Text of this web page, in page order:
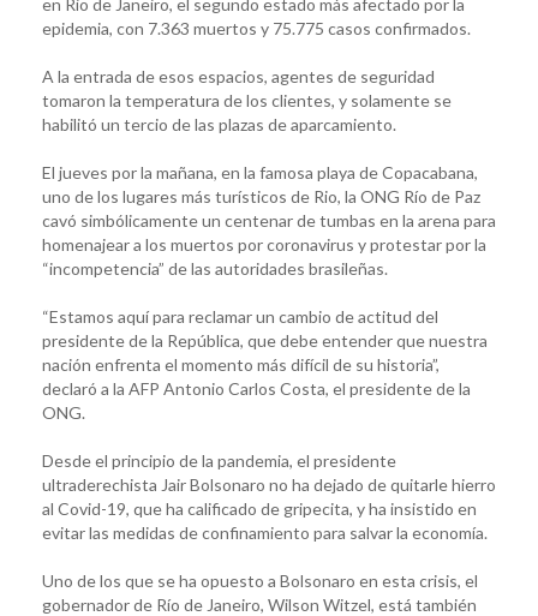
epidemia, con 7.363 muertos y 75.775 casos confirmados.
A la entrada de esos espacios, agentes de seguridad
tomaron la temperatura de los clientes, y solamente se
habilitó un tercio de las plazas de aparcamiento.
El jueves por la mañana, en la famosa playa de Copacabana,
uno de los lugares más turísticos de Rio, la ONG Río de Paz
cavó simbólicamente un centenar de tumbas en la arena para
homenajear a los muertos por coronavirus y protestar por la
“incompetencia” de las autoridades brasileñas.
“Estamos aquí para reclamar un cambio de actitud del
presidente de la República, que debe entender que nuestra
nación enfrenta el momento más difícil de su historia”,
declaró a la AFP Antonio Carlos Costa, el presidente de la
ONG.
Desde el principio de la pandemia, el presidente
ultraderechista Jair Bolsonaro no ha dejado de quitarle hierro
al Covid-19, que ha calificado de gripecita, y ha insistido en
evitar las medidas de confinamiento para salvar la economía.
Uno de los que se ha opuesto a Bolsonaro en esta crisis, el
gobernador de Río de Janeiro, Wilson Witzel, está también